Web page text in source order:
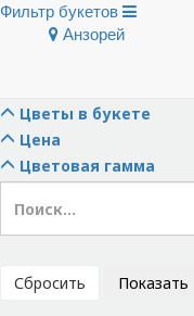
Фильтр букетов
Анзорей
Цветы в букете
Цена
Цветовая гамма
Сбросить Показать